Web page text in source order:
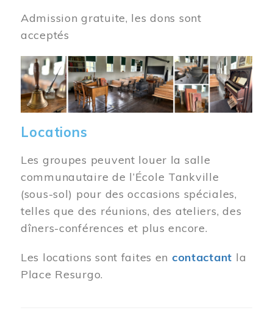
Admission gratuite, les dons sont
acceptés
Image
Locations
Les groupes peuvent louer la salle
communautaire de l’École Tankville
(sous-sol) pour des occasions spéciales,
telles que des réunions, des ateliers, des
dîners-conférences et plus encore.
Les locations sont faites en contactant la
Place Resurgo.